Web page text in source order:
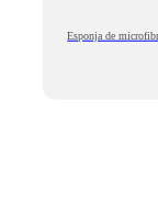
Esponja de